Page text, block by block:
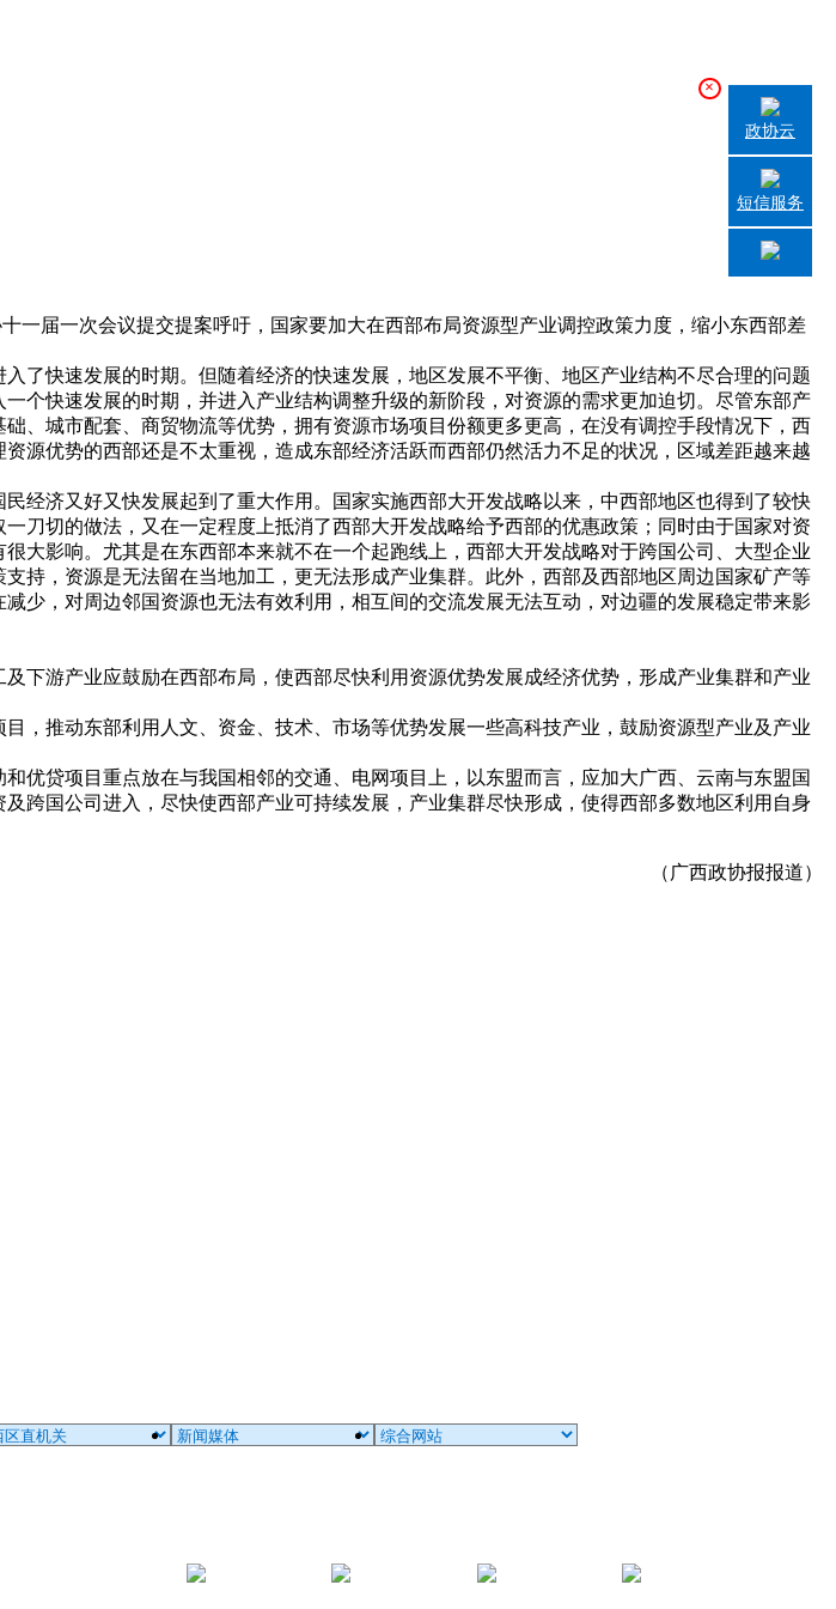
届一次会议提交提案呼吁，国家要加大在西部布局资源型产业调控政策力度，缩小东西部差
了快速发展的时期。但随着经济的快速发展，地区发展不平衡、地区产业结构不尽合理的问题
个快速发展的时期，并进入产业结构调整升级的新阶段，对资源的需求更加迫切。尽管东部产
、城市配套、商贸物流等优势，拥有资源市场项目份额更多更高，在没有调控手段情况下，西
源优势的西部还是不太重视，造成东部经济活跃而西部仍然活力不足的状况，区域差距越来越
济又好又快发展起到了重大作用。国家实施西部大开发战略以来，中西部地区也得到了较快
刀切的做法，又在一定程度上抵消了西部大开发战略给予西部的优惠政策；同时由于国家对资
大影响。尤其是在东西部本来就不在一个起跑线上，西部大开发战略对于跨国公司、大型企业
持，资源是无法留在当地加工，更无法形成产业集群。此外，西部及西部地区周边国家矿产等
少，对周边邻国资源也无法有效利用，相互间的交流发展无法互动，对边疆的发展稳定带来影
游产业应鼓励在西部布局，使西部尽快利用资源优势发展成经济优势，形成产业集群和产业
推动东部利用人文、资金、技术、市场等优势发展一些高科技产业，鼓励资源型产业及产业
贷项目重点放在与我国相邻的交通、电网项目上，以东盟而言，应加大广西、云南与东盟国
跨国公司进入，尽快使西部产业可持续发展，产业集群尽快形成，使得西部多数地区利用自身
（广西政协报报道）
×
政协云
短信服务